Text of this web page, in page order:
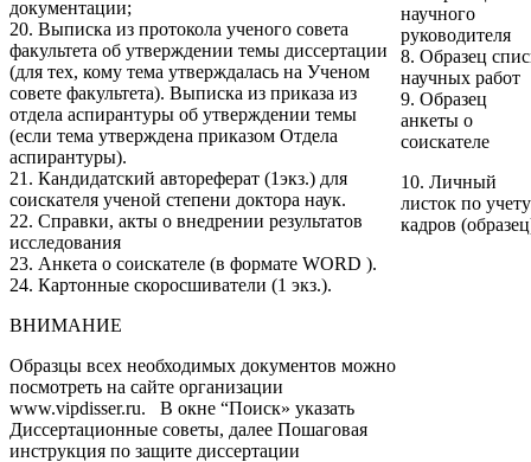
документации;
20. Выписка из протокола ученого совета
факультета об утверждении темы диссертации
(для тех, кому тема утверждалась на Ученом
совете факультета). Выписка из приказа из
отдела аспирантуры об утверждении темы
(если тема утверждена приказом Отдела
аспирантуры).
21. Кандидатский автореферат (1экз.) для
соискателя ученой степени доктора наук.
22. Справки, акты о внедрении результатов
исследования
23. Анкета о соискателе (в формате WORD ).
24. Картонные скоросшиватели (1 экз.).
ВНИМАНИЕ
Образцы всех необходимых документов можно
посмотреть на сайте организации
www.vipdisser.ru. В окне “Поиск» указать
Диссертационные советы, далее Пошаговая
инструкция по защите диссертации
научного
руководителя
8. Образец
научных работ
9. Образец
анкеты о
соискателе
10. Личный
листок по учету
кадров